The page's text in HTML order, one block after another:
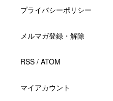
プライバシーポリシー
メルマガ登録・解除
RSS / ATOM
マイアカウント